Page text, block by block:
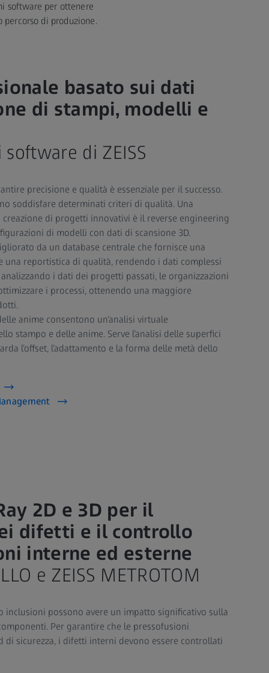
software per ottenere
percorso di produzione.
basato sui dati
di stampi, modelli e
di ZEISS
precisione e qualità è essenziale per il successo.
soddisfare determinati criteri di qualità. Una
di progetti innovativi è il reverse engineering
di modelli con dati di scansione 3D.
da un database centrale che fornisce una
una reportistica di qualità, rendendo i dati complessi
i dati dei progetti passati, le organizzazioni
i processi, ottenendo una maggiore
anime consentono un’analisi virtuale
stampo e delle anime. Serve l’analisi delle superfici
l’offset, l’adattamento e la forma delle metà dello
2D e 3D per il
difetti e il controllo
interne ed esterne
e ZEISS METROTOM
inclusioni possono avere un impatto significativo sulla
Per garantire che le pressofusioni
di sicurezza, i difetti interni devono essere controllati